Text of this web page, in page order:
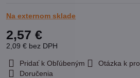
Na externom sklade
2,57 €
2,09 € bez DPH
Pridať k Obľúbeným Otázka k
Doručenia